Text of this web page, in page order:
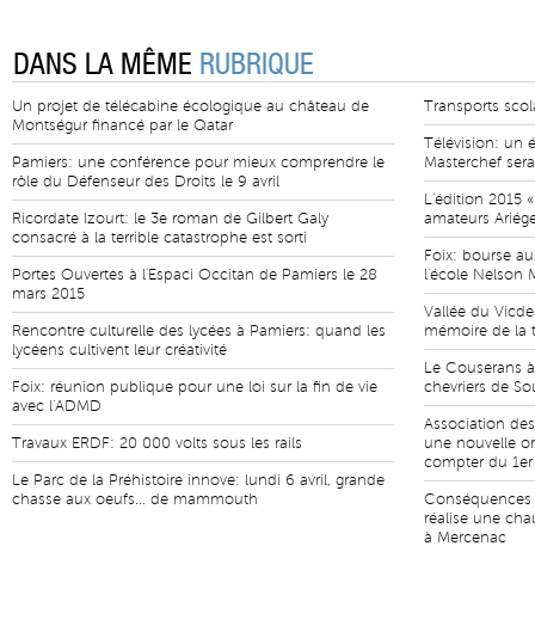
DANS LA MÊME RUBRIQUE
Un projet de télécabine écologique au château de
Montségur financé par le Qatar
Pamiers: une conférence pour mieux comprendre le
rôle du Défenseur des Droits le 9 avril
Ricordate Izourt: le 3e roman de Gilbert Galy
consacré à la terrible catastrophe est sorti
Portes Ouvertes à l'Espaci Occitan de Pamiers le 28
mars 2015
Rencontre culturelle des lycées à Pamiers: quand les
lycéens cultivent leur créativité
Foix: réunion publique pour une loi sur la fin de vie
avec l'ADMD
Travaux ERDF: 20 000 volts sous les rails
Le Parc de la Préhistoire innove: lundi 6 avril, grande
chasse aux oeufs... de mammouth
Transports
Télévision: un
Masterchef
L'édition 2015
amateurs
Foix: bourse
l'école Nelson
Vallée du
mémoire de la
Le Couserans
chevriers de
Association
une nouvelle
compter du
réalise une
à Mercenac